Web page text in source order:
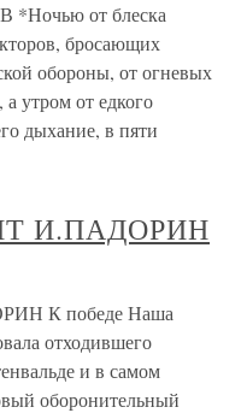
*Ночью от блеска
бросающих
обороны, от огневых
утром от едкого
дыхание, в пяти
И.ПАДОРИН
К победе Наша
отходившего
и в самом
оборонительный